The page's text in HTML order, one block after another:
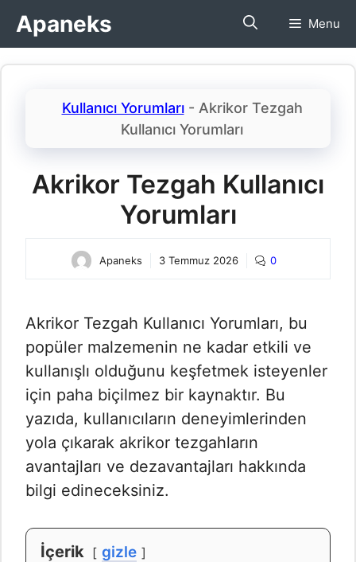
İçeriğe
atlaApaneks Menu
Kullanıcı Yorumları- Akrikor Tezgah
Kullanıcı Yorumları​
Akrikor Tezgah Kullanıcı
Yorumları​
Apaneks 3 Temmuz 2026 0
Akrikor Tezgah Kullanıcı Yorumları​, bu
popüler malzemenin ne kadar etkili ve
kullanışlı olduğunu keşfetmek isteyenler
için paha biçilmez bir kaynaktır. Bu
yazıda, kullanıcıların deneyimlerinden
yola çıkarak akrikor tezgahların
avantajları ve dezavantajları hakkında
bilgi edineceksiniz.
İçerik
gizle